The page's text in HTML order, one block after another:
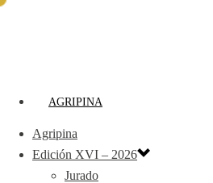
AGRIPINA
Agripina
Edición XVI – 2026
Jurado